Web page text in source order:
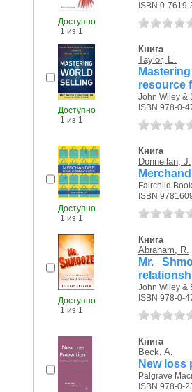
Доступно
1 из 1
ISBN 0-
Доступно
1 из 1
Книга
Taylor, E.
resource
John Wiley &
ISBN 978-0-
Доступно
1 из 1
Книга
Donnellan, J.
Fairchild
ISBN
Доступно
1 из 1
Книга
Abraham, R.
Mr.
John Wiley &
ISBN 978-0-
Книга
Beck, A.
New loss
Palgrave
ISBN 978-0-